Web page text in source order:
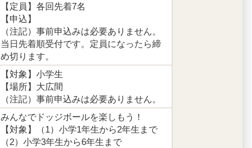
【定員】各回先着7名
【申込】
（注記）事前申込みは必要ありません。
当日先着順受付です。定員になったら締
め切ります。
【対象】小学生
【場所】大広間
（注記）事前申込みは必要ありません。
みんなでドッジボールを楽しもう！
【対象】（1）小学1年生から2年生まで
（2）小学3年生から6年生まで